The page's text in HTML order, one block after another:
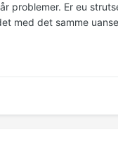
problemer. Er eu
med det samme